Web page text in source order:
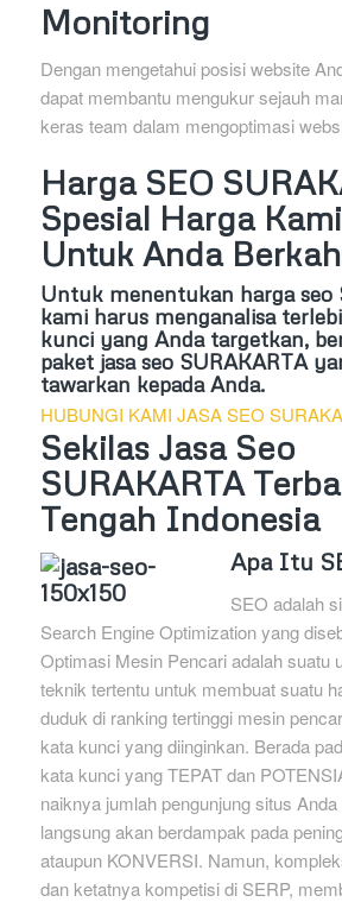
Monitoring
Dengan mengetahui posisi website
dapat membantu mengukur sejauh
keras team dalam mengoptimasi
Harga SEO
Spesial Harga
Untuk Anda
Untuk menentukan harga seo
kami harus menganalisa
kunci yang Anda targetkan,
paket jasa seo SURAKARTA
tawarkan kepada Anda.
HUBUNGI KAMI JASA SEO
Sekilas Jasa Seo
SURAKARTA
Tengah Indonesia
Apa Itu
SEO adalah
Search Engine Optimization yang
Optimasi Mesin Pencari adalah suatu
teknik tertentu untuk membuat suatu
duduk di ranking tertinggi mesin
kata kunci yang diinginkan. Berada
kata kunci yang TEPAT dan
naiknya jumlah pengunjung situs
langsung akan berdampak pada
ataupun KONVERSI. Namun,
dan ketatnya kompetisi di SERP,